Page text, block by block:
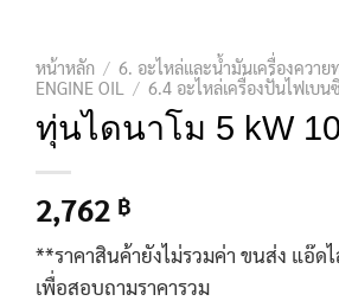
หน้าหลัก / 6. อะไหล่และน้ำมันเครื่องควายท
ENGINE OIL
/ 6.4 อะไหล่เครื่องปั่นไฟเบน
ทุ่นไดนาโม 5 kW
2,762 ฿
**ราคาสินค้ายังไม่รวมค่า ขนส่ง แอ๊ดไ
เพื่อสอบถามราคารวม